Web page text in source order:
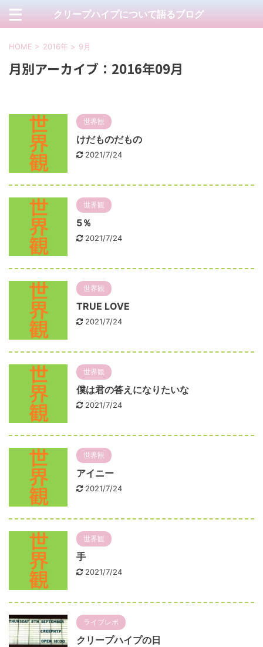
クリープハイプについて語るブログ
HOME > 2016年 > 9月
月別アーカイブ：2016年09月
世界観
けだものだもの
2021/7/24
世界観
5％
2021/7/24
世界観
TRUE LOVE
2021/7/24
世界観
僕は君の答えになりたいな
2021/7/24
世界観
アイニー
2021/7/24
世界観
手
2021/7/24
ライブレポ
クリープハイプの日